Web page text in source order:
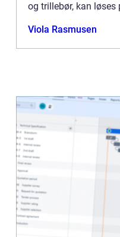
og trillebør, kan
husejere...
Viola Rasmusen